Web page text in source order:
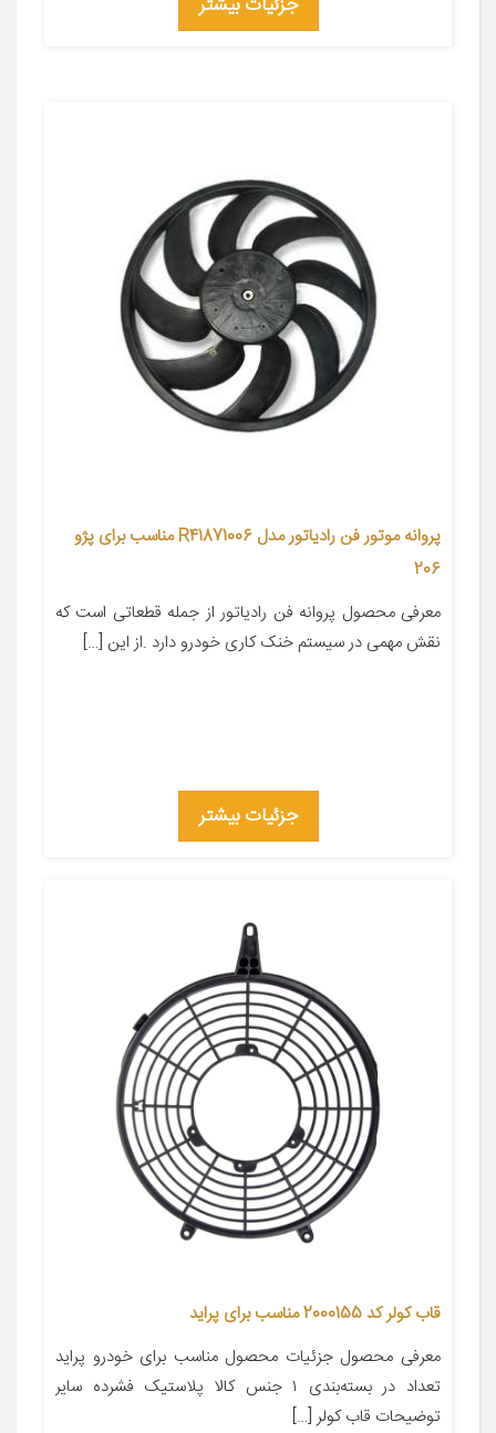
پروانه موتور فن رادیاتور مدل R41871006 مناسب برای پژو
206
معرفی محصول پروانه فن رادیاتور از جمله قطعاتی است که
نقش مهمی در سیستم خنک کاری خودرو دارد .از این […]
جزئیات بیشتر
قاب کولر کد 2000155 مناسب برای پراید
معرفی محصول جزئیات محصول مناسب برای خودرو پراید
تعداد در بسته‌بندی ۱ جنس کالا پلاستیک فشرده سایر
توضیحات قاب کولر […]